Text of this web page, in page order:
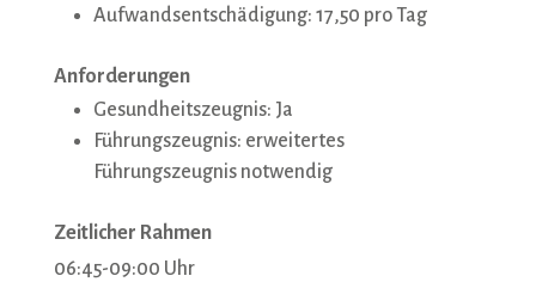
Aufwandsentschädigung: 17,50 pro Tag
Anforderungen
Gesundheitszeugnis: Ja
Führungszeugnis: erweitertes
Führungszeugnis notwendig
Zeitlicher Rahmen
06:45-09:00 Uhr